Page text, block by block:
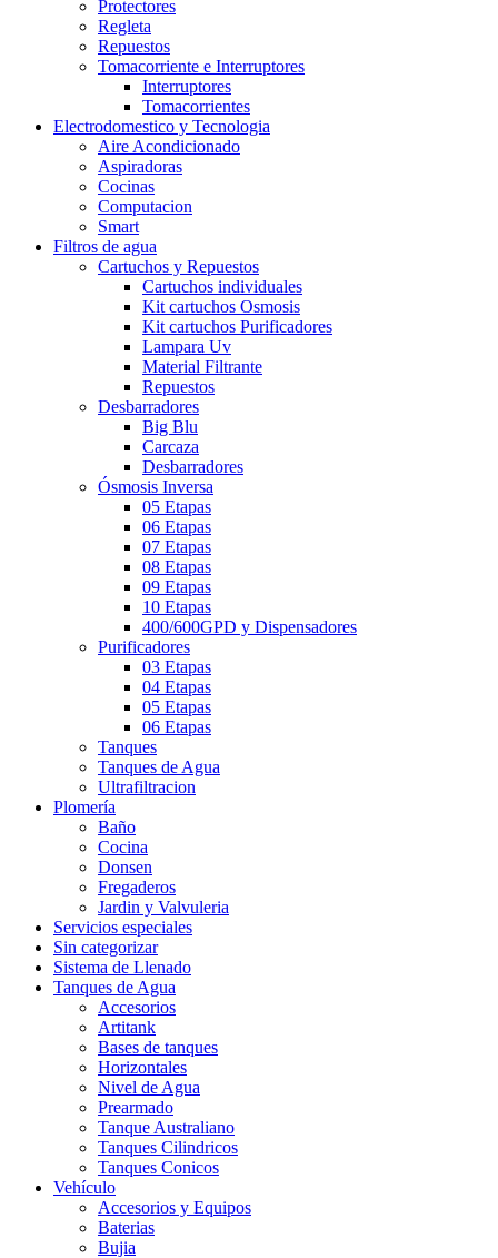
Protectores
Regleta
Repuestos
Tomacorriente e Interruptores
Interruptores
Tomacorrientes
Electrodomestico y Tecnologia
Aire Acondicionado
Aspiradoras
Cocinas
Computacion
Smart
Filtros de agua
Cartuchos y Repuestos
Cartuchos individuales
Kit cartuchos Osmosis
Kit cartuchos Purificadores
Lampara Uv
Material Filtrante
Repuestos
Desbarradores
Big Blu
Carcaza
Desbarradores
Ósmosis Inversa
05 Etapas
06 Etapas
07 Etapas
08 Etapas
09 Etapas
10 Etapas
400/600GPD y Dispensadores
Purificadores
03 Etapas
04 Etapas
05 Etapas
06 Etapas
Tanques
Tanques de Agua
Ultrafiltracion
Plomería
Baño
Cocina
Donsen
Fregaderos
Jardin y Valvuleria
Servicios especiales
Sin categorizar
Sistema de Llenado
Tanques de Agua
Accesorios
Artitank
Bases de tanques
Horizontales
Nivel de Agua
Prearmado
Tanque Australiano
Tanques Cilindricos
Tanques Conicos
Vehículo
Accesorios y Equipos
Baterias
Bujia